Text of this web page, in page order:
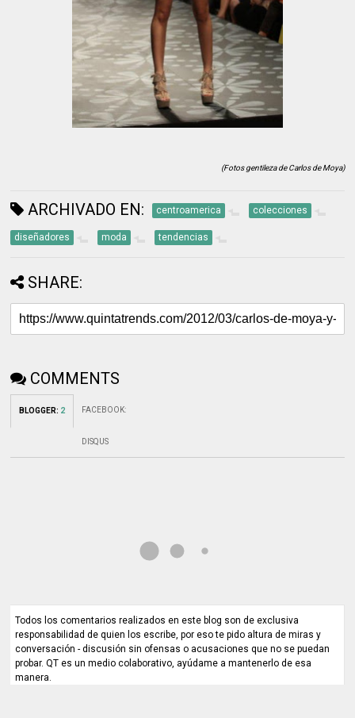
(Fotos gentileza de Carlos de Moya)
ARCHIVADO EN: centroamerica colecciones
diseñadores moda tendencias
SHARE:
COMMENTS
BLOGGER: 2 FACEBOOK:
DISQUS
Todos los comentarios realizados en este blog son de exclusiva
responsabilidad de quien los escribe, por eso te pido altura de miras y
conversación - discusión sin ofensas o acusaciones que no se puedan
probar. QT es un medio colaborativo, ayúdame a mantenerlo de esa
manera.